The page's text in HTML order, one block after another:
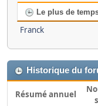
Le plus de
Franck
Historique du
Résumé annuel